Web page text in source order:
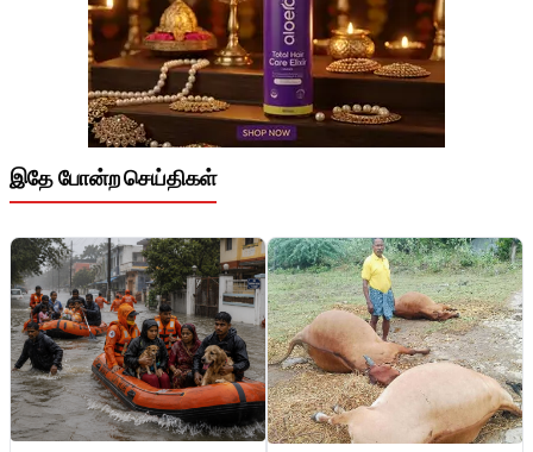
இதே போன்ற செய்திகள்